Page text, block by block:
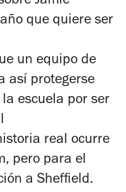
que quiere ser
un equipo de
así protegerse
escuela por ser
real ocurre
pero para el
a Sheffield.